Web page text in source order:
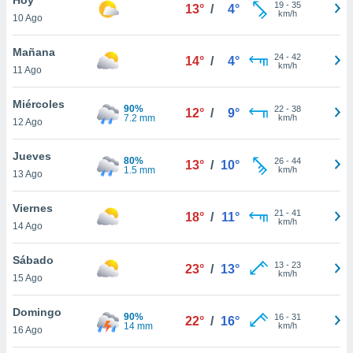
en
más
nuestra
de
cookies
aceptar
10 Ago
13° / 4° 19- 35
km/h
Mañana
11 Ago
14° / 4° 24- 42
km/h
Miércoles
12 Ago
90%
7.2 mm
12° / 9° 22- 38
km/h
Jueves
13 Ago
80%
1.5 mm
13° / 10° 26- 44
km/h
Viernes
14 Ago
18° / 11° 21 - 41
km/h
Sábado
15 Ago
23° / 13° 13- 23
km/h
Domingo
16 Ago
90%
14 mm
22° / 16° 16- 31
km/h